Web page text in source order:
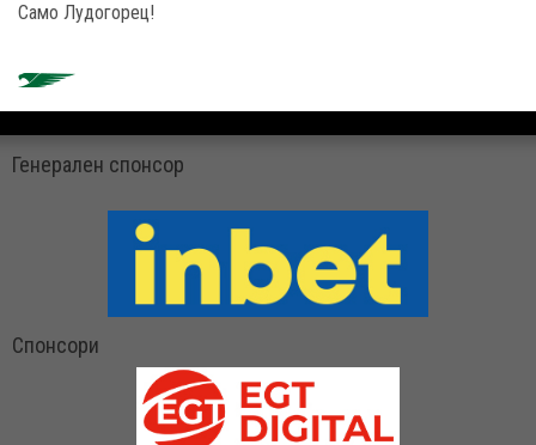
Само Лудогорец!
Генерален спонсор
Спонсори